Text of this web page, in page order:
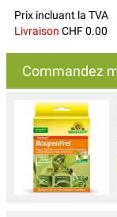
Prix incluant la TVA
Livraison CHF 0.00
Commandez